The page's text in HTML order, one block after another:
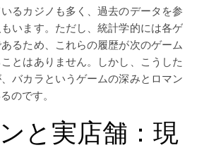
るカジノも多く、過去のデータを参
います。ただし、統計学的には各ゲ
るため、これらの履歴が次のゲーム
とはありません。しかし、こうした
バカラというゲームの深みとロマン
のです。
と実店舗：現